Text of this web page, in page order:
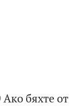
Ако бяхте от